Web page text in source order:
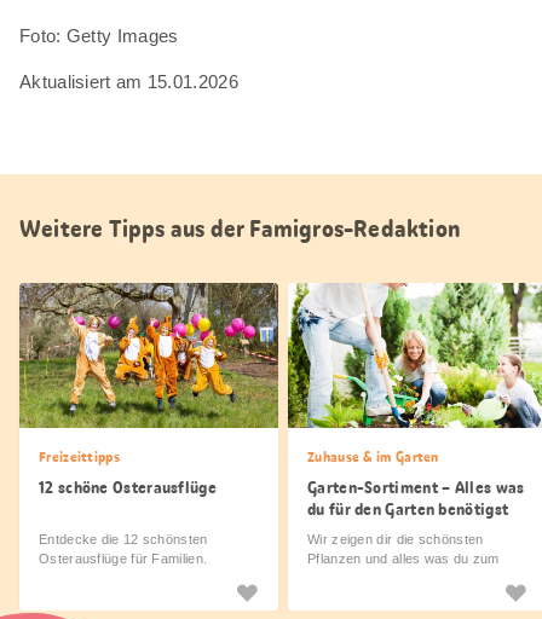
Foto: Getty Images
Aktualisiert am 15.01.2026
Weitere Tipps aus der Famigros-Redaktion
Freizeittipps
12 schöne Osterausflüge
Entdecke die 12 schönsten
Osterausflüge für Familien.
Zuhause & im Garten
Garten-Sortiment – Alles was
du für den Garten benötigst
Wir zeigen dir die schönsten
Pflanzen und alles was du zum